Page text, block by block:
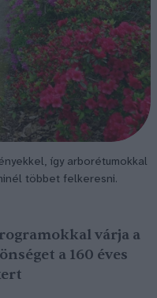
így arborétumokkal
többet felkeresni.
várja a
a 160 éves